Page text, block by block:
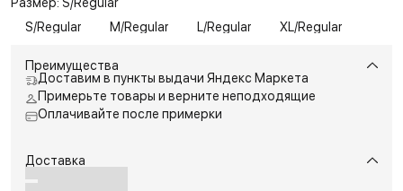
S/Regular
M/Regular L/Regular XL/Regular
Преимущества
Доставим в пункты выдачи Яндекс Маркета
Примерьте товары и верните неподходящие
Оплачивайте после примерки
Доставка